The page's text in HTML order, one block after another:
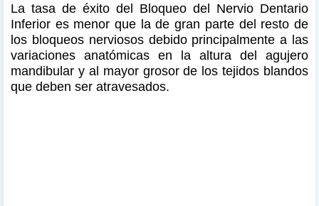
La tasa de éxito del Bloqueo del Nervio Dentario
Inferior es menor que la de gran parte del resto de
los bloqueos nerviosos debido principalmente a las
variaciones anatómicas en la altura del agujero
mandibular y al mayor grosor de los tejidos blandos
que deben ser atravesados.